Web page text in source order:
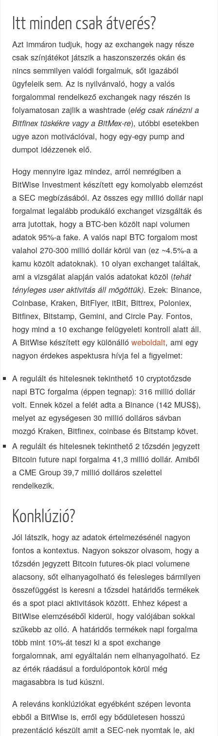
Itt minden csak átverés?
Azt immáron tudjuk, hogy az exchangek nagy része
csak színjátékot játszik a haszonszerzés okán és
nincs semmilyen valódi forgalmuk, sőt igazából
ügyfeleik sem. Az is nyilvánvaló, hogy a valós
forgalommal rendelkező exchangek nagy részén is
folyamatosan zajlik a washtrade (elég csak ránézni a
Bitfinex tüskékre vagy a BitMex-re), utóbbi esetekben
ugye azon motivációval, hogy egy-egy pump and
dumpot idézzenek elő.
Hogy mennyire igaz mindez, arról nemrégiben a
BitWise Investment készített egy komolyabb elemzést
a SEC megbízásából. Az összes egy millió dollár napi
forgalmat legalább produkáló exchanget vizsgálták és
arra jutottak, hogy a BTC-ben közölt napi volumen
adatok 95%-a fake. A valós napi BTC forgalom most
valahol 270-300 millió dollár körül van (ez ~4.5%-a a
kamu közölt adatoknak). 10 olyan exchanget találtak,
ami a vizsgálat alapján valós adatokat közöl (tehát
tényleges user aktivitás áll mögöttük). Ezek: Binance,
Coinbase, Kraken, BitFlyer, itBit, Bittrex, Poloniex,
Bitfinex, Bitstamp, Gemini, and Circle Pay. Fontos,
hogy mind a 10 exchange felügyeleti kontroll alatt áll.
A BitWise készített egy különállóweboldalt, ami egy
nagyon érdekes aspektusra hívja fel a figyelmet:
A regulált és hitelesnek tekinthető 10 cryptotőzsde
napi BTC forgalma (éppen tegnap): 316 millió dollár
volt. Ennek közel a felét adta a Binance (142 MUS$),
melyet az egységesen 30 millió dolláros sávban
mozgó Kraken, Bitfinex, coinbase és Bitstamp követ.
A regulált és hitelesnek tekinthető 2 tőzsdén jegyzett
Bitcoin future napi forgalma 41,3 millió dollár. Amiből
a CME Group 39,7 millió dolláros szelettel
rendelkezik.
Konklúzió?
Jól látszik, hogy az adatok értelmezésénél nagyon
fontos a kontextus. Nagyon sokszor olvasom, hogy a
tőzsdén jegyzett Bitcoin futures-ök piaci volumene
alacsony, sőt elhanyagolható és felesleges bármilyen
összefüggést is keresni a tőzsdei határidős termékek
és a spot piaci aktivitások között. Ehhez képest a
BitWise elemzéséből kiderül, hogy valójában sokkal
szűkebb az olló. A határidős termékek napi forgalma
több mint 10%-át teszi ki a spot exchange
forgalomnak, ami egyáltalán nem elhanyagolható. Ez
az érték ráadásul a fordulópontok körül még
magasabbra is tud kúszni.
A releváns konklúziókat egyébként szépen levonta
ebből a BitWise is, erről egy bődületesen hosszú
prezentáció készült amit a SEC-nek nyomtak le, aki